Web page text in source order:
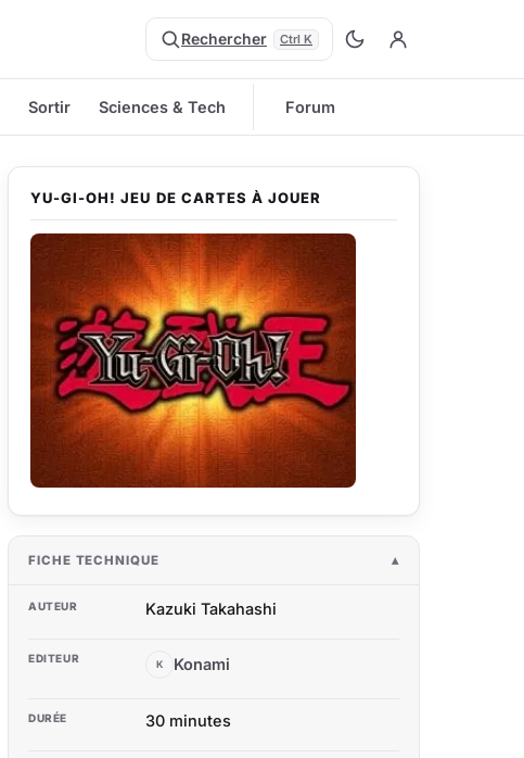
Rechercher Ctrl K
Sortir Sciences & Tech Forum
YU-GI-OH! JEU DE CARTES À JOUER
FICHE TECHNIQUE
AUTEUR Kazuki Takahashi
EDITEUR K Konami
DURÉE 30 minutes